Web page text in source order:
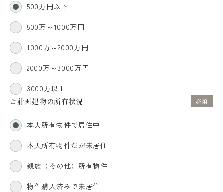
500万円以下
500万～1000万円
1000万～2000万円
2000万～3000万円
3000万以上
ご計画建物の所有状況
必須
本人所有物件で居住中
本人所有物件だが未居住
親族（その他）所有物件
物件購入済みで未居住